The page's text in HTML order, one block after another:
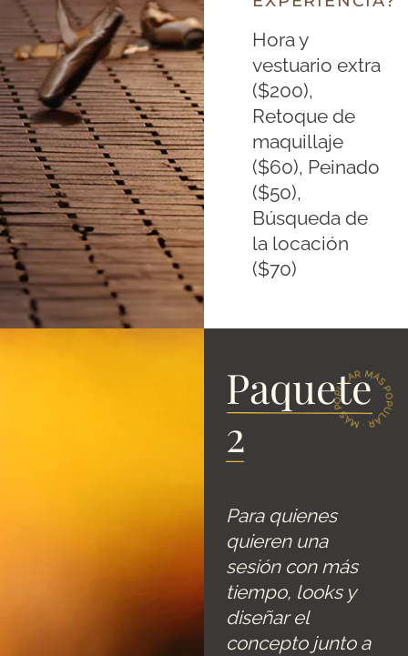
Hora y
vestuario extra
($200),
Retoque de
maquillaje
($60), Peinado
($50),
Búsqueda de
la locación
($70)
MÁS POPULAR · MÁS POPULAR ·
Paquete
2
Para quienes
quieren una
sesión con más
tiempo, looks y
diseñar el
concepto junto a